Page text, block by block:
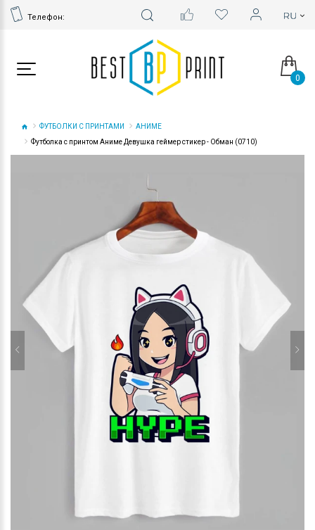
Телефон:
0
ФУТБОЛКИ С ПРИНТАМИ
АНИМЕ
Футболка с принтом Аниме Девушка геймер стикер - Обман (0710)